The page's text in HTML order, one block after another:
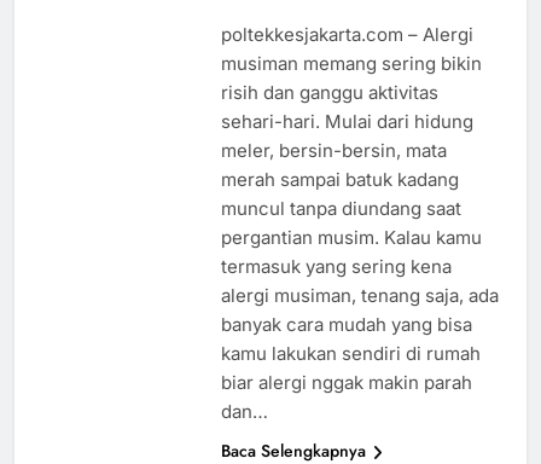
poltekkesjakarta.com – Alergi
musiman memang sering bikin
risih dan ganggu aktivitas
sehari-hari. Mulai dari hidung
meler, bersin-bersin, mata
merah sampai batuk kadang
muncul tanpa diundang saat
pergantian musim. Kalau kamu
termasuk yang sering kena
alergi musiman, tenang saja, ada
banyak cara mudah yang bisa
kamu lakukan sendiri di rumah
biar alergi nggak makin parah
dan…
Baca Selengkapnya